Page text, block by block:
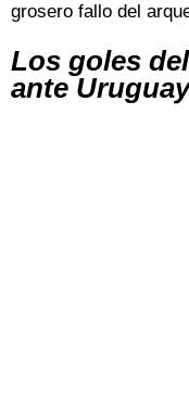
grosero fallo del
Los goles
ante Uruguay